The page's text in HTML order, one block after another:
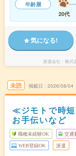
年齢層
20代
気になる!
派遣会社 株式
未読 掲載日 2026/08/04
≪ジモトで時
お手伝いなど
職種未経験OK 交通
WEB登録OK 派遣